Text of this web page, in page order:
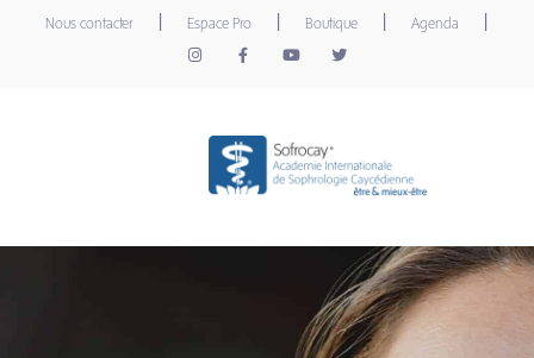
Nous contacter Espace Pro Boutique Agenda